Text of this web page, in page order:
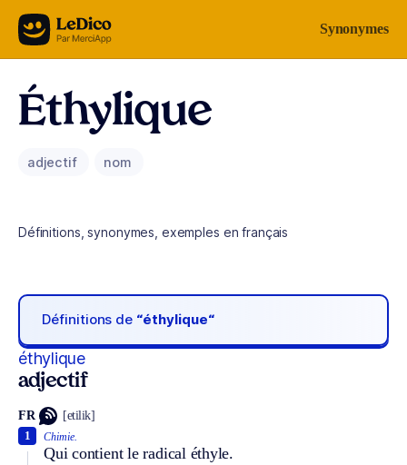
Aller au contenu Synonymes
Éthylique
adjectif nom
Définitions, synonymes, exemples en français
Définitions de “éthylique“
éthylique
adjectif
FR [etilik]
Chimie.
Qui contient le radical éthyle.
1